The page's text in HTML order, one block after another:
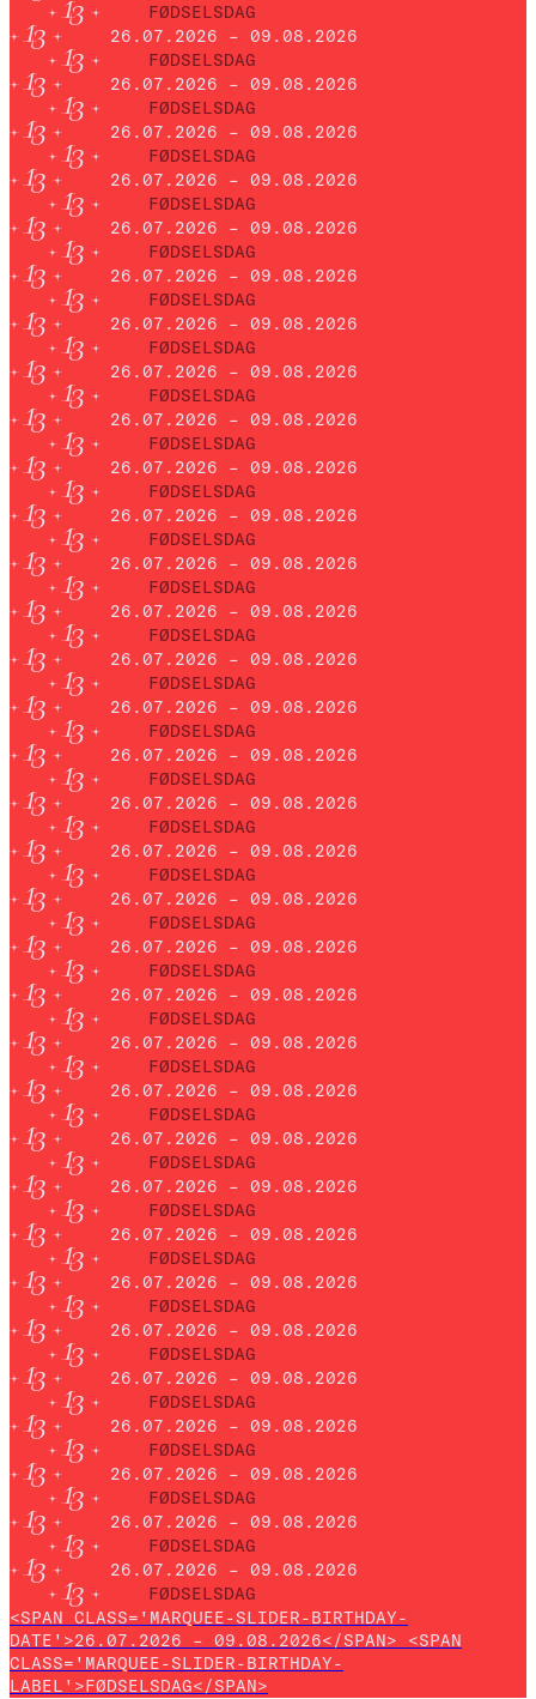
FØDSELSDAG
26.07.2026 – 09.08.2026
FØDSELSDAG
26.07.2026 – 09.08.2026
FØDSELSDAG
26.07.2026 – 09.08.2026
FØDSELSDAG
26.07.2026 – 09.08.2026
FØDSELSDAG
26.07.2026 – 09.08.2026
FØDSELSDAG
26.07.2026 – 09.08.2026
FØDSELSDAG
26.07.2026 – 09.08.2026
FØDSELSDAG
26.07.2026 – 09.08.2026
FØDSELSDAG
26.07.2026 – 09.08.2026
FØDSELSDAG
26.07.2026 – 09.08.2026
FØDSELSDAG
26.07.2026 – 09.08.2026
FØDSELSDAG
26.07.2026 – 09.08.2026
FØDSELSDAG
26.07.2026 – 09.08.2026
FØDSELSDAG
26.07.2026 – 09.08.2026
FØDSELSDAG
26.07.2026 – 09.08.2026
FØDSELSDAG
26.07.2026 – 09.08.2026
FØDSELSDAG
26.07.2026 – 09.08.2026
FØDSELSDAG
26.07.2026 – 09.08.2026
FØDSELSDAG
26.07.2026 – 09.08.2026
FØDSELSDAG
26.07.2026 – 09.08.2026
FØDSELSDAG
26.07.2026 – 09.08.2026
FØDSELSDAG
26.07.2026 – 09.08.2026
FØDSELSDAG
26.07.2026 – 09.08.2026
FØDSELSDAG
26.07.2026 – 09.08.2026
FØDSELSDAG
26.07.2026 – 09.08.2026
FØDSELSDAG
26.07.2026 – 09.08.2026
FØDSELSDAG
26.07.2026 – 09.08.2026
FØDSELSDAG
26.07.2026 – 09.08.2026
FØDSELSDAG
26.07.2026 – 09.08.2026
FØDSELSDAG
26.07.2026 – 09.08.2026
FØDSELSDAG
26.07.2026 – 09.08.2026
FØDSELSDAG
26.07.2026 – 09.08.2026
FØDSELSDAG
26.07.2026 – 09.08.2026
FØDSELSDAG
<SPAN CLASS='MARQUEE-SLIDER-BIRTHDAY-
DATE'>26.07.2026 – 09.08.2026</SPAN> <SPAN
CLASS='MARQUEE-SLIDER-BIRTHDAY-
LABEL'>FØDSELSDAG</SPAN>